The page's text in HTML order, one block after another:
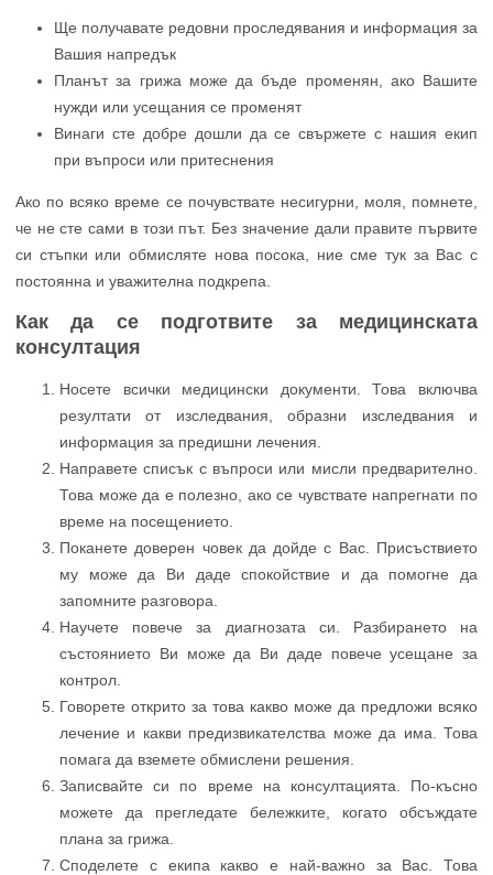
Ще получавате редовни проследявания и информация за
Вашия напредък
Планът за грижа може да бъде променян, ако Вашите
нужди или усещания се променят
Винаги сте добре дошли да се свържете с нашия екип
при въпроси или притеснения
Ако по всяко време се почувствате несигурни, моля, помнете,
че не сте сами в този път. Без значение дали правите първите
си стъпки или обмисляте нова посока, ние сме тук за Вас с
постоянна и уважителна подкрепа.
Как да се подготвите за медицинската
консултация
Носете всички медицински документи. Това включва
резултати от изследвания, образни изследвания и
информация за предишни лечения.
Направете списък с въпроси или мисли предварително.
Това може да е полезно, ако се чувствате напрегнати по
време на посещението.
Поканете доверен човек да дойде с Вас. Присъствието
му може да Ви даде спокойствие и да помогне да
запомните разговора.
Научете повече за диагнозата си. Разбирането на
състоянието Ви може да Ви даде повече усещане за
контрол.
Говорете открито за това какво може да предложи всяко
лечение и какви предизвикателства може да има. Това
помага да вземете обмислени решения.
Записвайте си по време на консултацията. По-късно
можете да прегледате бележките, когато обсъждате
плана за грижа.
Споделете с екипа какво е най-важно за Вас. Това